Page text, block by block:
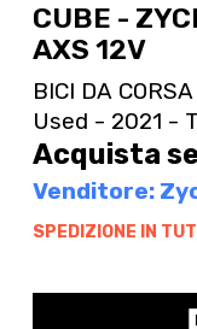
CUBE -
AXS 12V
BICI DA CORSA
Used - 2021 -
Acquista
Venditore:
SPEDIZIONE IN